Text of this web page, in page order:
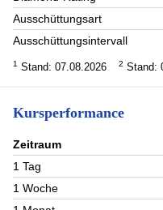
Ausschüttungsart
Ausschüttungsintervall
1 Stand: 07.08.2026 2 Stand:
Kursperformance
Zeitraum
1 Tag
1 Woche